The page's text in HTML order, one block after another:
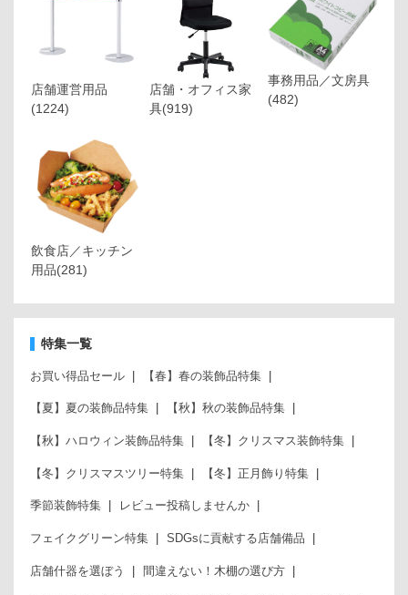
店舗運営用品
(1224)
店舗・オフィス家
具(919)
事務用品／文房具
(482)
飲食店／キッチン
用品(281)
特集一覧
お買い得品セール 【春】春の装飾品特集
【夏】夏の装飾品特集 【秋】秋の装飾品特集
【秋】ハロウィン装飾品特集 【冬】クリスマス装飾特集
【冬】クリスマスツリー特集 【冬】正月飾り特集
季節装飾特集 レビュー投稿しませんか
フェイクグリーン特集 SDGsに貢献する店舗備品
店舗什器を選ぼう 間違えない！木棚の選び方